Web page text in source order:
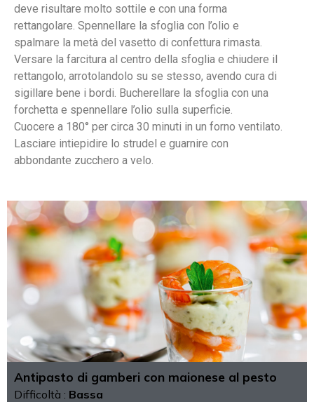
deve risultare molto sottile e con una forma
rettangolare. Spennellare la sfoglia con l’olio e
spalmare la metà del vasetto di confettura rimasta.
Versare la farcitura al centro della sfoglia e chiudere il
rettangolo, arrotolandolo su se stesso, avendo cura di
sigillare bene i bordi. Bucherellare la sfoglia con una
forchetta e spennellare l’olio sulla superficie.
Cuocere a 180° per circa 30 minuti in un forno ventilato.
Lasciare intiepidire lo strudel e guarnire con
abbondante zucchero a velo.
Antipasto di gamberi con maionese al pesto
Difficoltà : Bassa